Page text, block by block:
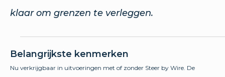
klaar om grenzen te verleggen.
Belangrijkste kenmerken
Nu verkrijgbaar in uitvoeringen met of zonder Steer by Wire. De